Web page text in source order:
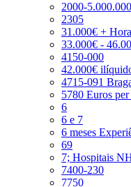
2000-5.000.000
2305
31.000€ +
33.000€ -
4150-000
42.000€
4715-091
5780 Euros
6
6 e 7
6 meses
69
7; Hospitais
7400-230
7750